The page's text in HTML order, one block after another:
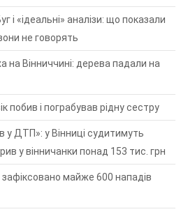
і «ідеальні» аналізи: що показали
не говорять
на Вінниччині: дерева падали на
побив і пограбував рідну сестру
у ДТП»: у Вінниці судитимуть
у вінничанки понад 153 тис. грн
зафіксовано майже 600 нападів